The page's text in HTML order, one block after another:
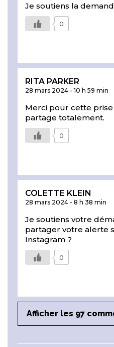
Je soutiens la
0
RITA PARKER
28 mars 2024 - 10 h 59 min
Merci pour cette
partage totalement.
0
COLETTE KLEIN
28 mars 2024 - 8 h 38 min
Je soutiens votre
partager votre alerte
Instagram ?
0
Afficher les 97